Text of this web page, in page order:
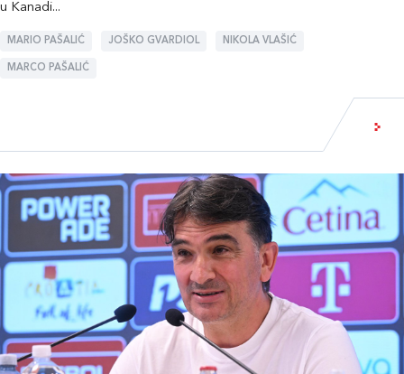
u Kanadi...
MARIO PAŠALIĆ JOŠKO GVARDIOL NIKOLA VLAŠIĆ
MARCO PAŠALIĆ